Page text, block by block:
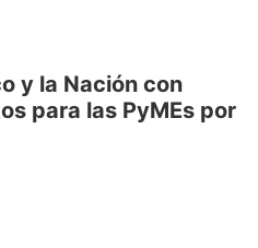
y la Nación con
para las PyMEs por